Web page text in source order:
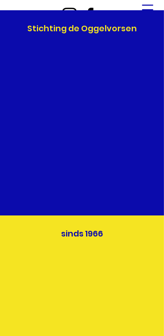
Stichting de Oggelvorsen
sinds 1966